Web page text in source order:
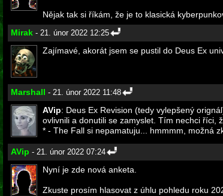
Nějak tak si říkám, že je to klasická
Mirak - 21. únor 2022 12:25
Zajímavé, akorát jsem se pustil do Deus Ex
Marshall - 21. únor 2022 11:48
AVip: Deus Ex Revision (tedy vylepšený
ovlivnili a donutili se zamyslet. Tím nechci říci,
* - The Fall si nepamatuju... hmmmm, možná
AVip - 21. únor 2022 07:24
Nyní je zde nová anketa.
Zkuste prosím hlasovat z úhlu pohledu roku